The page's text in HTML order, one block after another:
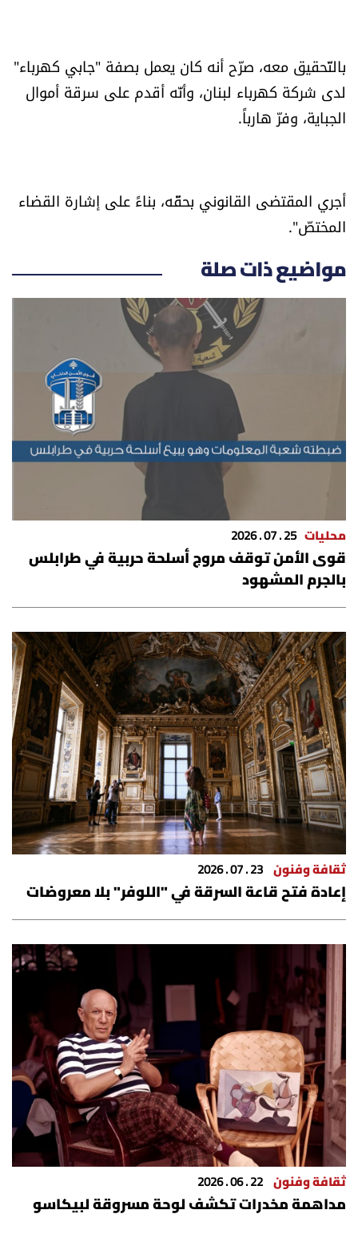
سجالات
الرياضة
منوّعات
حظّك اليوم
للتواصل معنا
شروط الإشتراك
بالتّحقيق معه، صرّح أنه كان يعمل بصفة "جابي كهرباء"
لدى شركة كهرباء لبنان، وأنّه أقدم على سرقة أموال
الجباية، وفرّ هارباً.
أجري المقتضى القانوني بحقّه، بناءً على إشارة القضاء
المختصّ".
مواضيع ذات صلة
محليات 25 . 07 . 2026
قوى الأمن توقف مروج أسلحة حربية في طرابلس
بالجرم المشهود
ثقافة وفنون 23 . 07 . 2026
إعادة فتح قاعة السرقة في "اللوفر" بلا معروضات
ثقافة وفنون 22 . 06 . 2026
مداهمة مخدرات تكشف لوحة مسروقة لبيكاسو